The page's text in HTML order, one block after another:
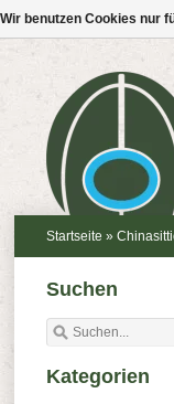
Startseite »
Suchen
Kategorien
Wir benutzen Cookies nur